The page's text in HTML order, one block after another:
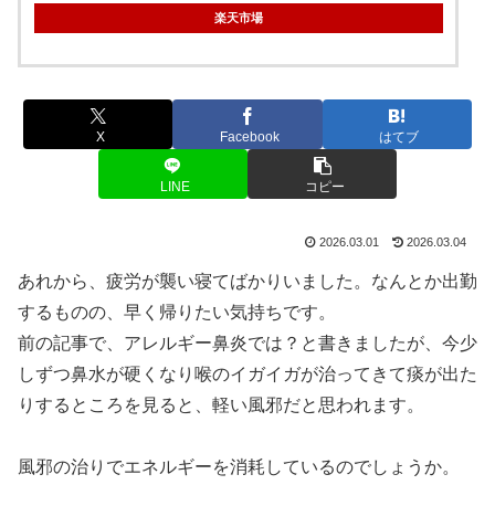
楽天市場
X Facebook はてブ
LINE コピー
2026.03.01 2026.03.04
あれから、疲労が襲い寝てばかりいました。なんとか出勤
するものの、早く帰りたい気持ちです。
前の記事で、アレルギー鼻炎では？と書きましたが、今少
しずつ鼻水が硬くなり喉のイガイガが治ってきて痰が出た
りするところを見ると、軽い風邪だと思われます。
風邪の治りでエネルギーを消耗しているのでしょうか。